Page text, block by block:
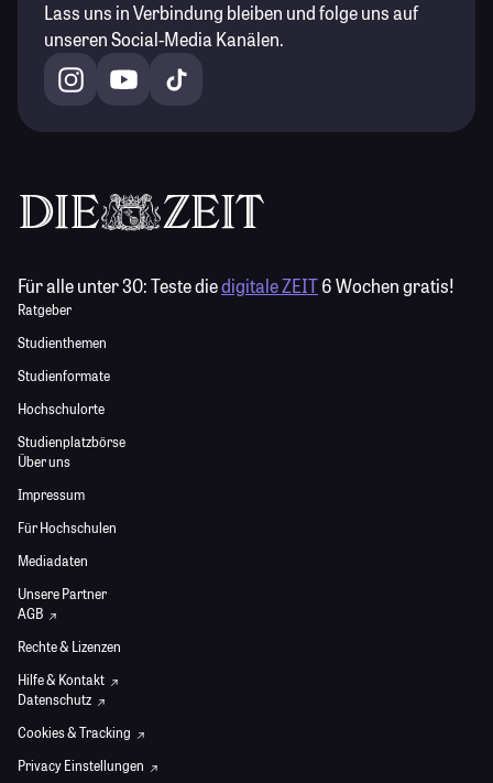
Lass uns in Verbindung bleiben und folge uns auf
unseren Social-Media Kanälen.
Für alle unter 30:Teste diedigitale ZEIT6 Wochen gratis!
Ratgeber
Studienthemen
Studienformate
Hochschulorte
Studienplatzbörse
Über uns
Impressum
Für Hochschulen
Mediadaten
Unsere Partner
AGB
Rechte & Lizenzen
Hilfe & Kontakt
Datenschutz
Cookies & Tracking
Privacy Einstellungen